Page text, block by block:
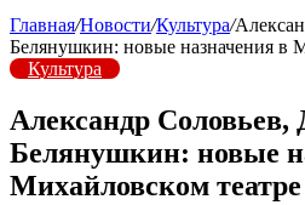
Главная/Новости/Культура/
Белянушкин: новые назначения в
Культура
Александр
Белянушкин: новые
Михайловском театре